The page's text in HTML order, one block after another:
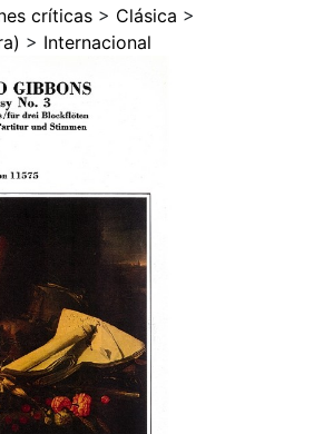
críticas > Clásica >
> Internacional